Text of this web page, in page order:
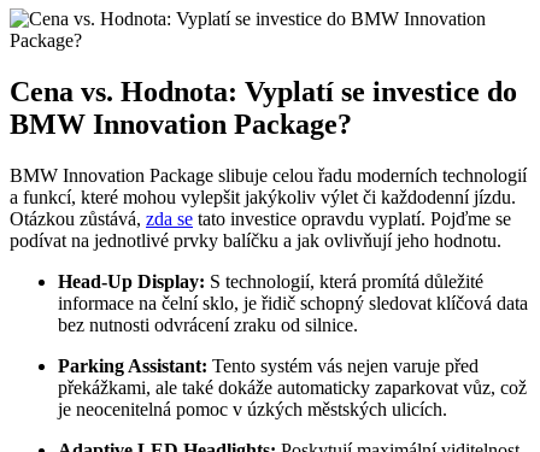
Cena vs. Hodnota: Vyplatí se investice do
BMW Innovation Package?
BMW Innovation Package slibuje celou řadu moderních technologií
a funkcí, které mohou vylepšit jakýkoliv výlet či každodenní jízdu.
Otázkou zůstává, zda se tato investice opravdu vyplatí. Pojďme se
podívat na jednotlivé prvky balíčku a jak ovlivňují jeho hodnotu.
Head-Up Display: S technologií, která promítá důležité
informace na čelní sklo, je řidič schopný sledovat klíčová data
bez nutnosti odvrácení zraku od silnice.
Parking Assistant: Tento systém vás nejen varuje před
překážkami, ale také dokáže automaticky zaparkovat vůz, což
je neocenitelná pomoc v úzkých městských ulicích.